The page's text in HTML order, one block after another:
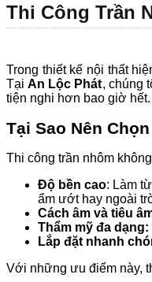
Thi Công Trần
Trong thiết kế nội thất
TạiAn Lộc Phát, chúng
tiện nghi hơn bao giờ hết.
Tại Sao Nên
Thi công trần nhôm
Độ bền cao: Làm
ẩm ướt hay ngoài
Cách âm và tiêu
Thẩm mỹ đa dạng:
Lắp đặt nhanh
Với những ưu điểm này,